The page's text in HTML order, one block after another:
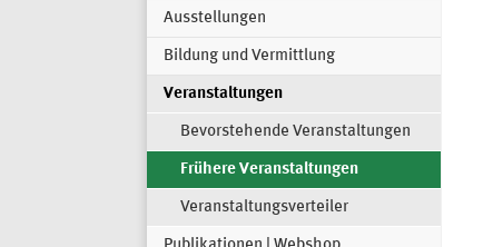
Ausstellungen
Bildung und Vermittlung
Veranstaltungen
Bevorstehende Veranstaltungen
Frühere Veranstaltungen
Veranstaltungsverteiler